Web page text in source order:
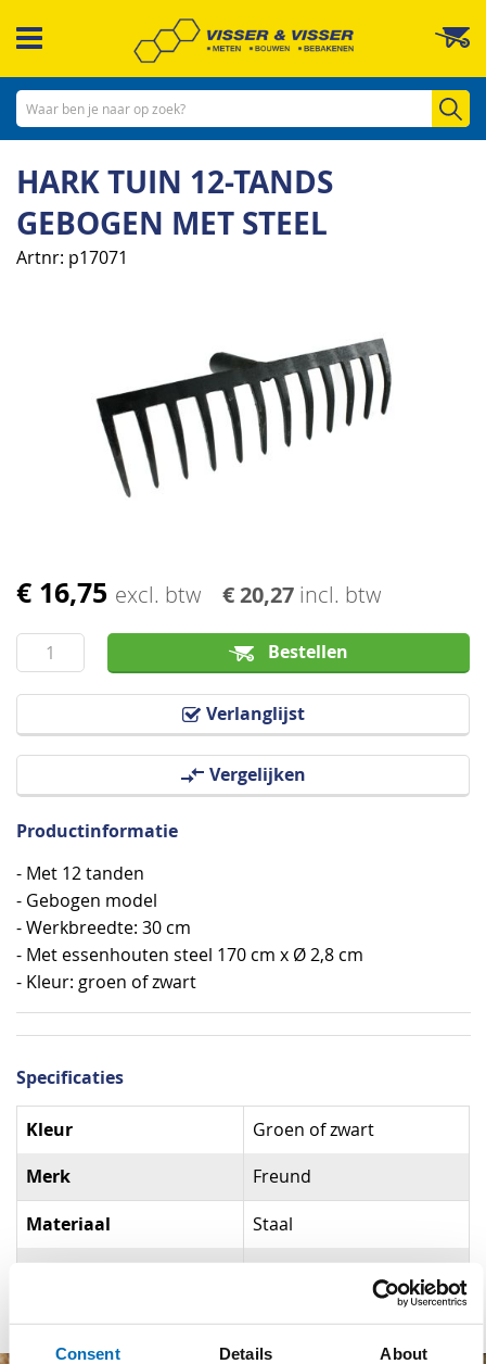
Consent Details About
naar
inhoud
HARK TUIN 12-TANDS
GEBOGEN MET STEEL
Artnr p17071
€ 16,75 excl. btw € 20,27 incl. btw
Bestellen
Verlanglijst
Vergelijken
afbeeldingen-
Ga
het
begin
van
Productinformatie
- Met 12 tanden
- Gebogen model
- Werkbreedte: 30 cm
- Met essenhouten steel 170 cm x Ø 2,8 cm
- Kleur: groen of zwart
Specificaties
Specificaties
Kleur Groen of zwart
Merk Freund
Materiaal Staal